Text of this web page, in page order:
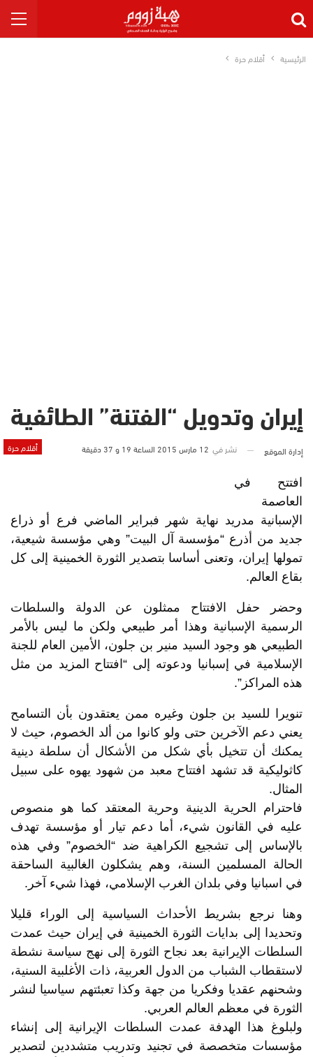
الرئيسية أقلام حرة
إيران وتدويل “الفتنة” الطائفية
أقلام حرة إدارة الموقع نشر في 12 مارس 2015 الساعة 19 و 37 دقيقة
افتتح في
العاصمة
الإسبانية مدريد نهاية شهر فبراير الماضي فرع أو ذراع
جديد من أذرع “مؤسسة آل البيت” وهي مؤسسة شيعية،
تمولها إيران، وتعنى أساسا بتصدير الثورة الخمينية إلى كل
بقاع العالم.
وحضر حفل الافتتاح ممثلون عن الدولة والسلطات
الرسمية الإسبانية وهذا أمر طبيعي ولكن ما ليس بالأمر
الطبيعي هو وجود السيد منير بن جلون، الأمين العام للجنة
الإسلامية في إسبانيا ودعوته إلى “افتتاح المزيد من مثل
هذه المراكز”.
تنويرا للسيد بن جلون وغيره ممن يعتقدون بأن التسامح
يعني دعم الآخرين حتى ولو كانوا من ألد الخصوم، حيث لا
يمكنك أن تتخيل بأي شكل من الأشكال أن سلطة دينية
كاثوليكية قد تشهد افتتاح معبد من شهود يهوه على سبيل
المثال.
فاحترام الحرية الدينية وحرية المعتقد كما هو منصوص
عليه في القانون شيء، أما دعم تيار أو مؤسسة تهدف
بالإساس إلى تشجيع الكراهية ضد “الخصوم” وفي هذه
الحالة المسلمين السنة، وهم يشكلون الغالبية الساحقة
في اسبانيا وفي بلدان الغرب الإسلامي، فهذا شيء آخر.
وهنا نرجع بشريط الأحداث السياسية إلى الوراء قليلا
وتحديدا إلى بدايات الثورة الخمينية في إيران حيث عمدت
السلطات الإيرانية بعد نجاح الثورة إلى نهج سياسة نشطة
لاستقطاب الشباب من الدول العربية، ذات الأغلبية السنية،
وشحنهم عقديا وفكريا من جهة وكذا تعبئتهم سياسيا لنشر
الثورة في معظم العالم العربي.
ولبلوغ هذا الهدفة عمدت السلطات الإيرانية إلى إنشاء
مؤسسات متخصصة في تجنيد وتدريب متشددين لتصدير